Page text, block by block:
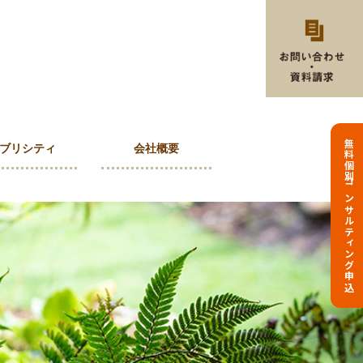
無料個別コンサルティング申込
リシティ 会社概要